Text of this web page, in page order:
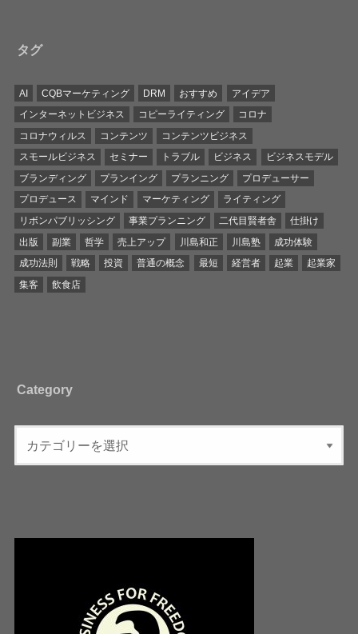
タグ
AI CQBマーケティング DRM おすすめ
アイデア
インターネットビジネス
コピーライティング
コロナ
コロナウィルス
コンテンツ
コンテンツビジネス
スモールビジネス
セミナー トラブル ビジネス
ビジネスモデル
ブランディング
プランイング プランニング
プロデューサー
プロデュース
マインド マーケティング
ライティング
リボンパブリッシング
事業プランニング 二代目賢者舎
仕掛け
出版
副業 哲学 売上アップ 川島和正 川島塾
成功体験
成功法則
戦略 投資 普通の概念 最短 経営者 起業
起業家
集客
飲食店
Category